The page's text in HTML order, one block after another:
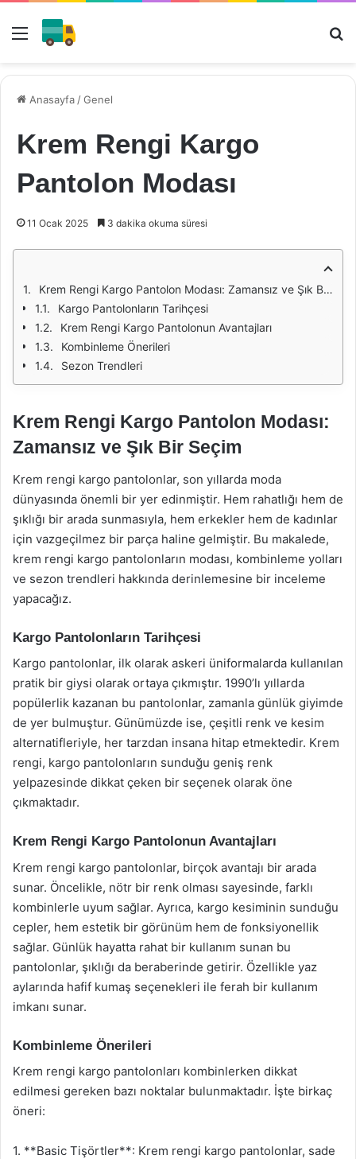
Menü
Anasayfa /Genel
Krem Rengi Kargo
Pantolon Modası
11 Ocak 2025 3 dakika okuma süresi
Krem Rengi Kargo Pantolon Modası: Zamansız ve Şık Bir Seçim
Kargo Pantolonların Tarihçesi
Krem Rengi Kargo Pantolonun Avantajları
Kombinleme Önerileri
Sezon Trendleri
Krem Rengi Kargo Pantolon Modası:
Zamansız ve Şık Bir Seçim
Krem rengi kargo pantolonlar, son yıllarda moda
dünyasında önemli bir yer edinmiştir. Hem rahatlığı hem de
şıklığı bir arada sunmasıyla, hem erkekler hem de kadınlar
için vazgeçilmez bir parça haline gelmiştir. Bu makalede,
krem rengi kargo pantolonların modası, kombinleme yolları
ve sezon trendleri hakkında derinlemesine bir inceleme
yapacağız.
Kargo Pantolonların Tarihçesi
Kargo pantolonlar, ilk olarak askeri üniformalarda kullanılan
pratik bir giysi olarak ortaya çıkmıştır. 1990’lı yıllarda
popülerlik kazanan bu pantolonlar, zamanla günlük giyimde
de yer bulmuştur. Günümüzde ise, çeşitli renk ve kesim
alternatifleriyle, her tarzdan insana hitap etmektedir. Krem
rengi, kargo pantolonların sunduğu geniş renk
yelpazesinde dikkat çeken bir seçenek olarak öne
çıkmaktadır.
Krem Rengi Kargo Pantolonun Avantajları
Krem rengi kargo pantolonlar, birçok avantajı bir arada
sunar. Öncelikle, nötr bir renk olması sayesinde, farklı
kombinlerle uyum sağlar. Ayrıca, kargo kesiminin sunduğu
cepler, hem estetik bir görünüm hem de fonksiyonellik
sağlar. Günlük hayatta rahat bir kullanım sunan bu
pantolonlar, şıklığı da beraberinde getirir. Özellikle yaz
aylarında hafif kumaş seçenekleri ile ferah bir kullanım
imkanı sunar.
Kombinleme Önerileri
Krem rengi kargo pantolonları kombinlerken dikkat
edilmesi gereken bazı noktalar bulunmaktadır. İşte birkaç
öneri:
1. **Basic Tişörtler**: Krem rengi kargo pantolonlar, sade